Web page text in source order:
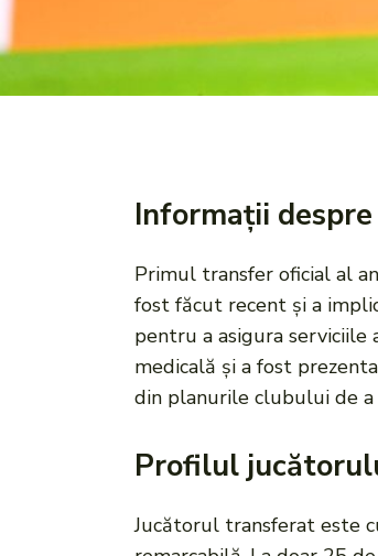
Informații
Primul transfer oficial al
fost făcut recent și a
pentru a asigura
medicală și a fost
din planurile clubului de
Profilul
Jucătorul transferat este